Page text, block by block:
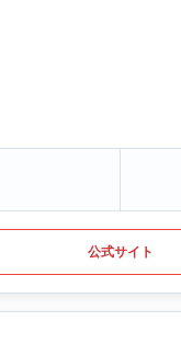
公式サイト